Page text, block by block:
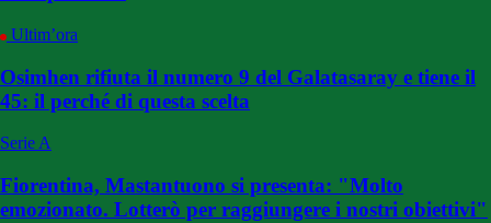
Ultim’ora
Osimhen rifiuta il numero 9 del Galatasaray e tiene il
45: il perché di questa scelta
Serie A
Fiorentina, Mastantuono si presenta: "Molto
emozionato. Lotterò per raggiungere i nostri obiettivi"